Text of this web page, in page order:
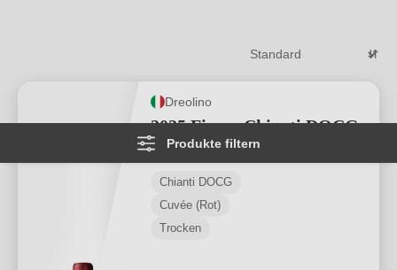
Produkte filtern
Dreolino
2025 Fiasco Chianti DOCG
★ ★ ★★★
Durchschnittliche Bewertung von 5
1
Chianti DOCG
Cuvée (Rot)
Trocken